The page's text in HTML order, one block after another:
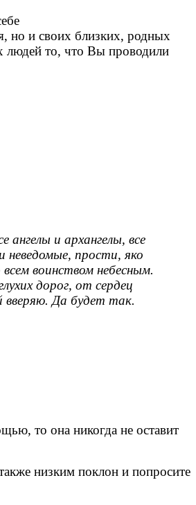
но и своих близких, родных
людей то, что Вы проводили
и архангелы, все
прости, яко
воинством небесным.
дорог, от сердец
вверяю. Да будет так.
то она никогда не оставит
низким поклон и попросите